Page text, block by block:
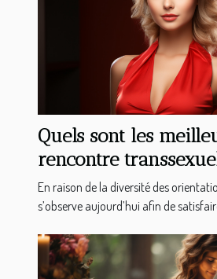
Quels sont les
rencontre
En raison de la diversité des
s’observe aujourd’hui afin de